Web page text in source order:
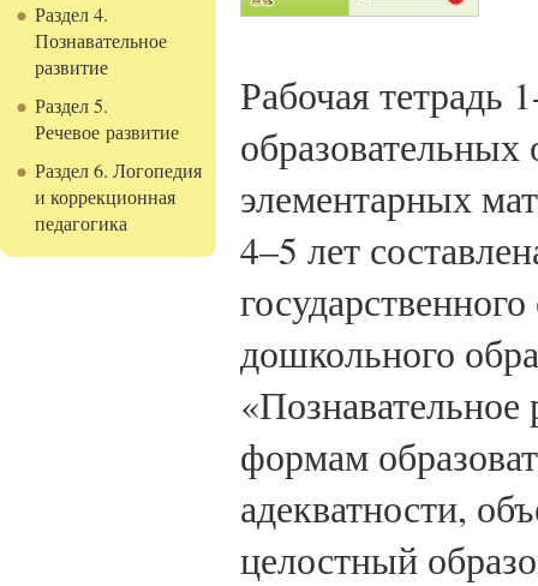
Раздел 4.
Познавательное
развитие
Раздел 5.
Речевое развитие
Раздел 6. Логопедия
и коррекционная
педагогика
Рабочая тетрадь
элементарных
4–5 лет
дошкольного
формам
адекватности,
целостный